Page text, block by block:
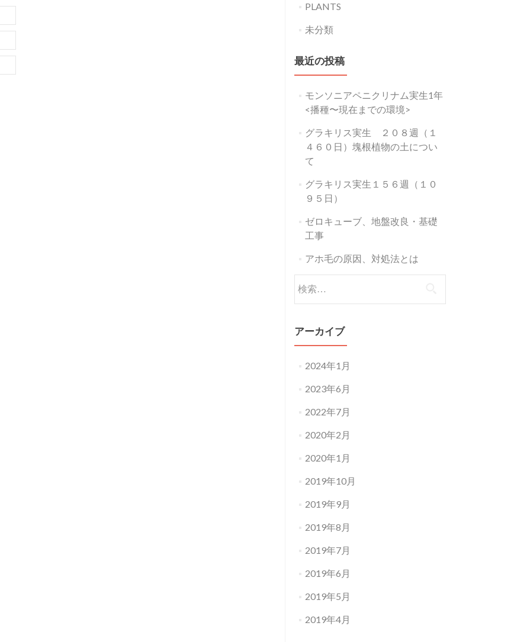
PLANTS
未分類
最近の投稿
モンソニアペニクリナム実生1年
<播種〜現在までの環境>
グラキリス実生 ２０８週（１
４６０日）塊根植物の土につい
て
グラキリス実生１５６週（１０
９５日）
ゼロキューブ、地盤改良・基礎
工事
アホ毛の原因、対処法とは
索:
アーカイブ
2024年1月
2023年6月
2022年7月
2020年2月
2020年1月
2019年10月
2019年9月
2019年8月
2019年7月
2019年6月
2019年5月
2019年4月